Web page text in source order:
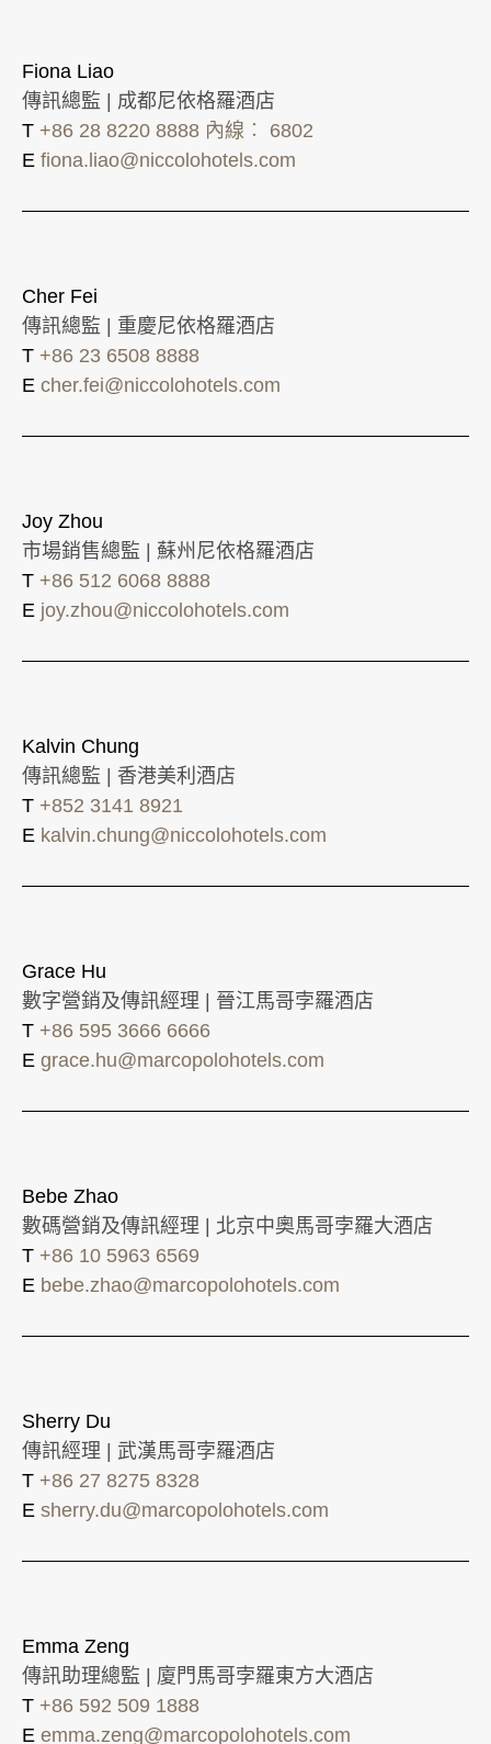
Fiona Liao
傳訊總監 | 成都尼依格羅酒店
T +86 28 8220 8888 內線︰ 6802
E fiona.liao@niccolohotels.com
Cher Fei
傳訊總監 | 重慶尼依格羅酒店
T +86 23 6508 8888
E cher.fei@niccolohotels.com
Joy Zhou
市場銷售總監 | 蘇州尼依格羅酒店
T +86 512 6068 8888
E joy.zhou@niccolohotels.com
Kalvin Chung
傳訊總監 | 香港美利酒店
T +852 3141 8921
E kalvin.chung@niccolohotels.com
Grace Hu
數字營銷及傳訊經理 | 晉江馬哥孛羅酒店
T +86 595 3666 6666
E grace.hu@marcopolohotels.com
Bebe Zhao
數碼營銷及傳訊經理 | 北京中奧馬哥孛羅大酒店
T +86 10 5963 6569
E bebe.zhao@marcopolohotels.com
Sherry Du
傳訊經理 | 武漢馬哥孛羅酒店
T +86 27 8275 8328
E sherry.du@marcopolohotels.com
Emma Zeng
傳訊助理總監 | 廈門馬哥孛羅東方大酒店
T +86 592 509 1888
E emma.zeng@marcopolohotels.com